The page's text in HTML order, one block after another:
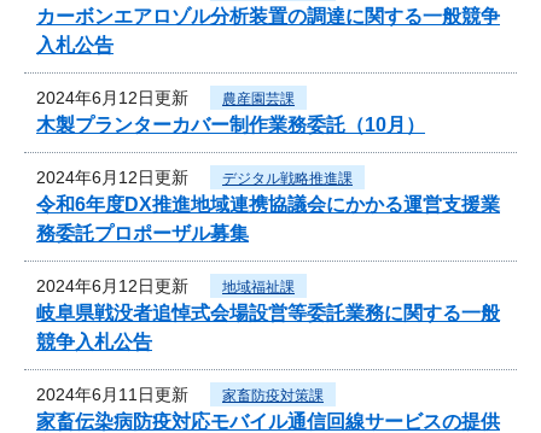
カーボンエアロゾル分析装置の調達に関する一般競争
入札公告
2024年6月12日更新 農産園芸課
木製プランターカバー制作業務委託（10月）
2024年6月12日更新 デジタル戦略推進課
令和6年度DX推進地域連携協議会にかかる運営支援業
務委託プロポーザル募集
2024年6月12日更新 地域福祉課
岐阜県戦没者追悼式会場設営等委託業務に関する一般
競争入札公告
2024年6月11日更新 家畜防疫対策課
家畜伝染病防疫対応モバイル通信回線サービスの提供